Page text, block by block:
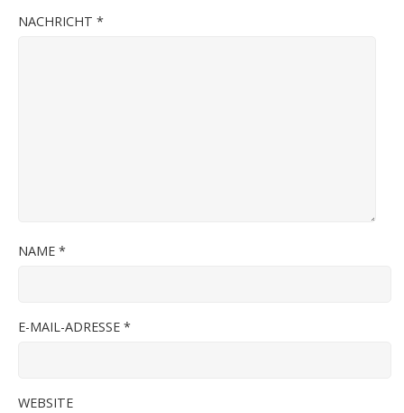
NACHRICHT *
NAME *
E-MAIL-ADRESSE *
WEBSITE